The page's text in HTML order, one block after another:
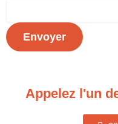
Envoyer
Appelez l'un